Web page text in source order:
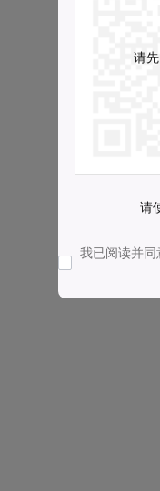
请
请
我已阅读并同